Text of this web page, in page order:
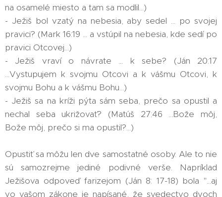
na osamelé miesto a tam sa modlil...)
- Ježiš bol vzatý na nebesia, aby sedel ... po svojej
pravici? (Mark 16:19 ... a vstúpil na nebesia, kde sedí po
pravici Otcovej...)
- Ježiš vraví o návrate ... k sebe? (Ján 20:17
...Vystupujem k svojmu Otcovi a k vášmu Otcovi, k
svojmu Bohu a k vášmu Bohu...)
- Ježiš sa na kríži pýta sám seba, prečo sa opustil a
nechal seba ukrižovať? (Matúš 27:46 ...Bože môj,
Bože môj, prečo si ma opustil?...)
Opustiť sa môžu len dve samostatné osoby. Ale to nie
sú samozrejme jediné podivné verše. Napríklad
Ježišova odpoveď farizejom (Ján 8: 17-18) bola "...aj
vo vašom zákone je napísané, že svedectvo dvoch